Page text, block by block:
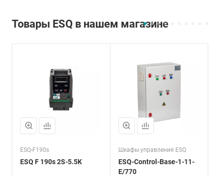
Товары ESQ в нашем магазине
ESQ-F190s
ESQ F 190s 2S-5.5K
Шкафы управления ESQ
ESQ-Control-Base-1-11-
E/770